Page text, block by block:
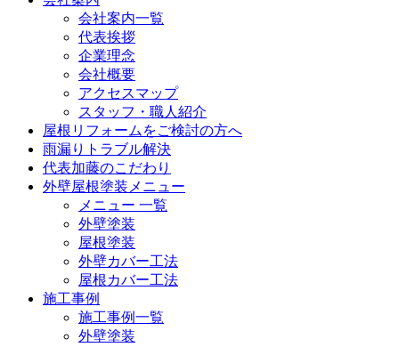
会社案内一覧
代表挨拶
企業理念
会社概要
アクセスマップ
スタッフ・職人紹介
屋根リフォームをご検討の方へ
雨漏りトラブル解決
代表加藤のこだわり
外壁屋根塗装メニュー
メニュー 一覧
外壁塗装
屋根塗装
外壁カバー工法
屋根カバー工法
施工事例
施工事例一覧
外壁塗装